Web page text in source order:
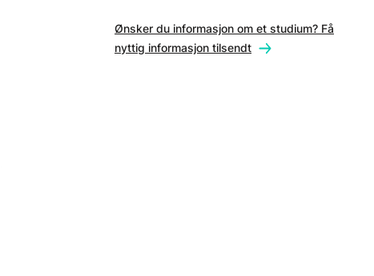
Ønsker du informasjon om et studium? Få
nyttig informasjon tilsendt